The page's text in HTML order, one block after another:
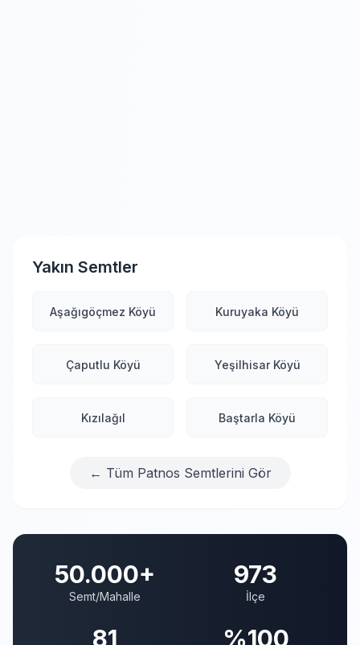
Yakın Semtler
Aşağıgöçmez Köyü Kuruyaka Köyü
Çaputlu Köyü Yeşilhisar Köyü
Kızılağıl Baştarla Köyü
← Tüm Patnos Semtlerini Gör
50.000+
Semt/Mahalle
973
İlçe
81 %100